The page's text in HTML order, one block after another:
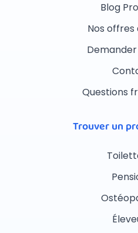
Blog
Nos
Questions
Trouver un